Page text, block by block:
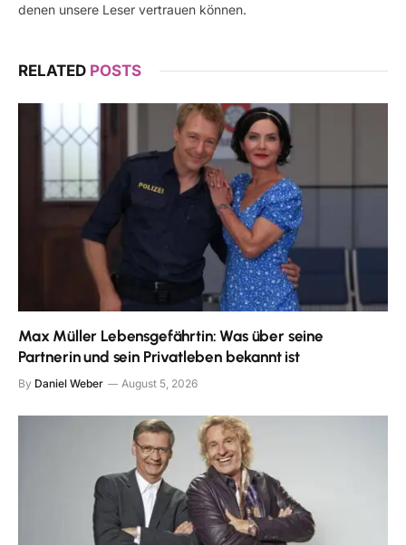
denen unsere Leser vertrauen können.
RELATED POSTS
Max Müller Lebensgefährtin: Was über seine
Partnerin und sein Privatleben bekannt ist
By Daniel Weber August 5, 2026